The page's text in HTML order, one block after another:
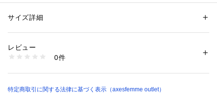
ストライプ柄にあしらわれた、配色の裾レースがクラシカルな
腹周りをすっきり見せます。
スブラウス(CI91X79)や、ペチスカートと合わせたスタイリン
性別：レディース
素材：紺、ワイン：表地:ポリエステル97%、 :ポリウレタン3%、別布:ポ
ポリエステル95%、 :ポリウレタン5%、別布:ポリエステル97%、 :ポリウ
レタン3%、裏地:ポリエステル100%
商品番号：1077900000019 （モール）
サイズ詳細
レビュー
0件
特定商取引に関する法律に基づく表示（axesfemme outlet）